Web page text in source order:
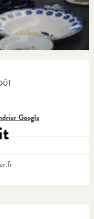
Google